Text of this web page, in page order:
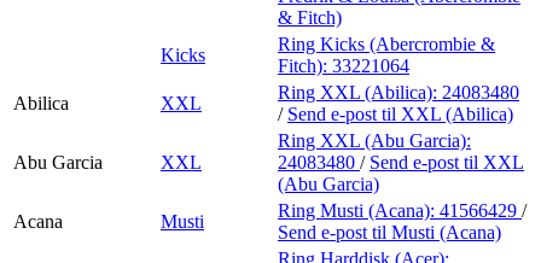
& Fitch)
Kicks
Ring Kicks (Abercrombie &
Fitch): 33221064
Abilica
XXL
Ring XXL (Abilica): 24083480
/ Send e-post til XXL (Abilica)
Abu Garcia XXL
Ring XXL (Abu Garcia):
24083480 / Send e-post til XXL
(Abu Garcia)
Acana
Musti
Ring Musti (Acana): 41566429 /
Send e-post til Musti (Acana)
Ring Harddisk (Acer):